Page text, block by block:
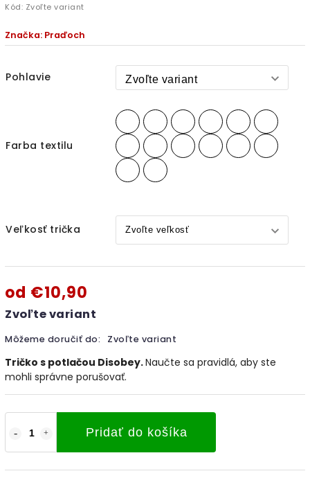
Kód: Zvoľte variant
Značka: Praďoch
Pohlavie
Farba textilu
Veľkosť trička
od €10,90
Zvoľte variant
Môžeme doručiť do: Zvoľte variant
Pridať do košíka
Tričko s potlačou Disobey.Naučte sa pravidlá, aby ste
mohli správne porušovať.